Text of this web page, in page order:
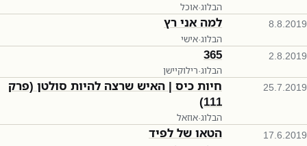
הבלוג·אוכל
8.8.2019 למה אני רץ
הבלוג·אישי
2.8.2019
365
הבלוג·רילוקיישן
25.7.2019
חיות כיס | האיש שרצה להיות סולטן (פרק
111)
הבלוג·אוזאל
17.6.2019 הטאו של לפיד